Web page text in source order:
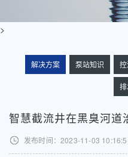
>
解决方案 泵站知识
智慧截流井在黑臭河道
发布时间：2023-11-03